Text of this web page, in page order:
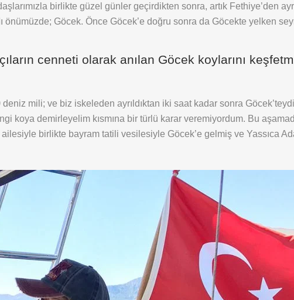
birlikte güzel günler geçirdikten sonra, artık Fethiye’den
Göcek. Önce Göcek’e doğru sonra da Göcekte yelken
cenneti olarak anılan Göcek koylarını
mili; ve biz iskeleden ayrıldıktan iki saat kadar sonra
koya demirleyelim kısmına bir türlü karar veremiyordum. Bu
ailesiyle birlikte bayram tatili vesilesiyle Göcek’e gelmiş ve Yassıca